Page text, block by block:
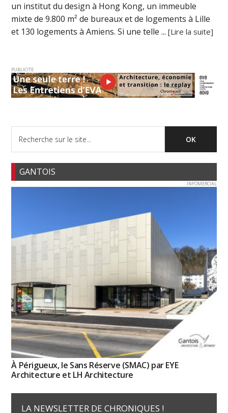
un institut du design à Hong Kong, un immeuble
mixte de 9.800 m² de bureaux et de logements à Lille
et 130 logements à Amiens. Si une telle ...[Lire la suite]
PUBLICITE
GANTOIS
INFOMERCIAL
À Périgueux, le Sans Réserve (SMAC) par EYE
Architecture et LH Architecture
LA NEWSLETTER DE CHRONIQUES !